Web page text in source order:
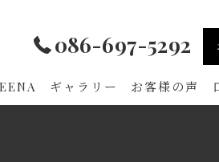
086-697-5292
ギャラリー お客様の声